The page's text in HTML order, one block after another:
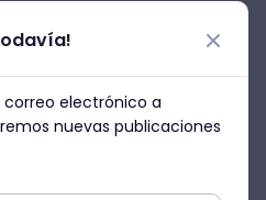
electrónico a
nuevas publicaciones